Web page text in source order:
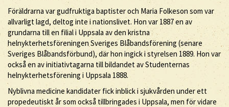
Föräldrarna var gudfruktiga baptister och Maria Folkeson som var
allvarligt lagd, deltog inte i nationslivet. Hon var 1887 en av
grundarna till en filial i Uppsala av den kristna
helnykterhetsföreningen Sveriges Blåbandsförening (senare
Sveriges Blåbandsförbund), där hon ingick i styrelsen 1889. Hon var
också en av initiativtagarna till bildandet av Studenternas
helnykterhetsförening i Uppsala 1888.
Nyblivna medicine kandidater fick inblick i sjukvården under ett
propedeutiskt år som också tillbringades i Uppsala, men för vidare